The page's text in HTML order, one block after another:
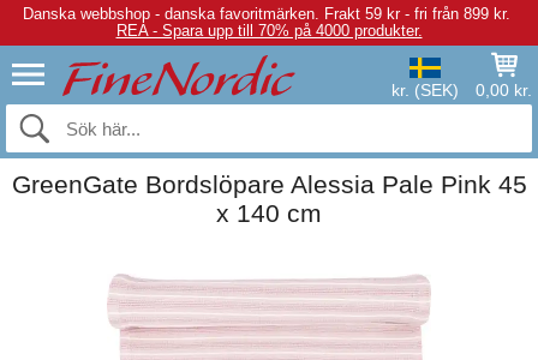
Danska webbshop - danska favoritmärken. Frakt 59 kr - fri från 899 kr.
REA - Spara upp till 70% på 4000 produkter.
kr. (SEK) 0,00 kr.
GreenGate Bordslöpare Alessia Pale Pink 45
x 140 cm